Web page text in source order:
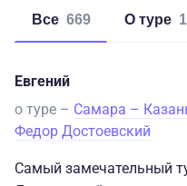
Все 669 о туре 1
Евгений
о туре – Самара –
Федор Достоевский
Самый замечательный